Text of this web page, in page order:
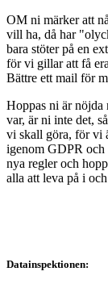
OM ni märker att
vill ha, då har
bara stöter på en
för vi gillar att få
Bättre ett mail för
Hoppas ni är nöjda
var, är ni inte det,
vi skall göra, för vi
igenom GDPR och
nya regler och
alla att leva på i
Datainspektionen: